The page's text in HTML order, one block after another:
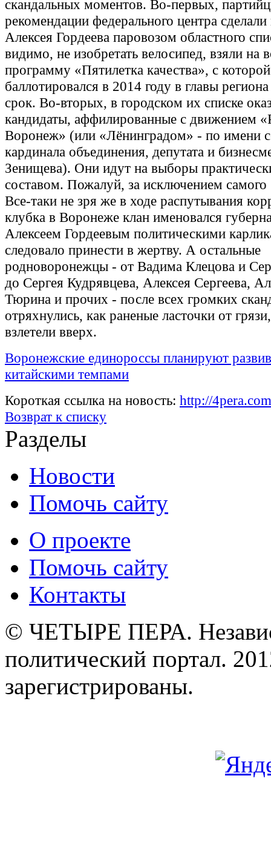
скандальных моментов. Во-первых,
рекомендации федерального центра сделали
Алексея Гордеева паровозом областного
видимо, не изобретать велосипед, взяли на
программу «Пятилетка качества», с
баллотировался в 2014 году в главы
срок. Во-вторых, в городском их списке
кандидаты, аффилированные с движением
Воронеж» (или «Лёнинградом» - по имени
кардинала объединения, депутата и
Зенищева). Они идут на выборы
составом. Пожалуй, за исключением
Все-таки не зря же в ходе распутывания
клубка в Воронеже клан именовался
Алексеем Гордеевым политическими
следовало принести в жертву. А остальные
родноворонежцы - от Вадима Клецова и
до Сергея Кудрявцева, Алексея Сергеева,
Тюрина и прочих - после всех громких
отряхнулись, как раненые ласточки от
взлетели вверх.
Воронежские единороссы планируют
китайскими темпами
Короткая ссылка на новость: http://
Возврат к списку
Разделы
Новости
Помочь сайту
О проекте
Помочь сайту
Контакты
© ЧЕТЫРЕ ПЕРА.
политический портал.
зарегистрированы.